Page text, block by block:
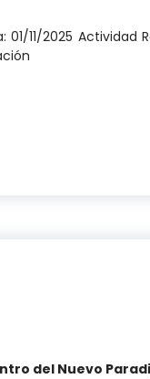
11/2025 Actividad
I
del Nuevo